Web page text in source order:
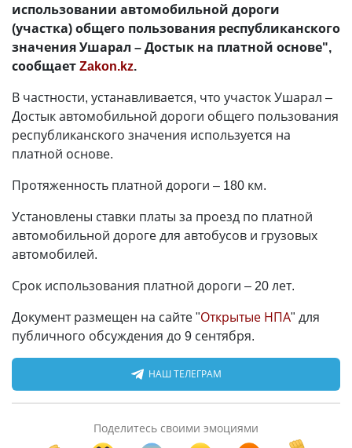
использовании автомобильной дороги
(участка) общего пользования республиканского
значения Ушарал – Достык на платной основе",
сообщаетZakon.kz.
В частности, устанавливается, что участок Ушарал –
Достык автомобильной дороги общего пользования
республиканского значения используется на
платной основе.
Протяженность платной дороги – 180 км.
Установлены ставки платы за проезд по платной
автомобильной дороге для автобусов и грузовых
автомобилей.
Срок использования платной дороги – 20 лет.
Документ размещен на сайте "Открытые НПА" для
публичного обсуждения до 9 сентября.
НАШ ТЕЛЕГРАМ
Поделитесь своими эмоциями